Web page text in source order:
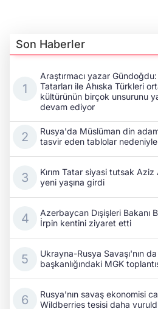
Son Haberler
Araştırmacı yazar Gündoğdu:
Tatarları ile Ahıska Türkleri
kültürünün birçok unsurunu
devam ediyor
Rusya'da Müslüman din
tasvir eden tablolar nedeniyle
Kırım Tatar siyasi tutsak
yeni yaşına girdi
Azerbaycan Dışişleri Bakanı
İrpin kentini ziyaret etti
Ukrayna-Rusya Savaşı'nın
başkanlığındaki MGK
Rusya’nın savaş ekonomisi
Wildberries tesisi daha